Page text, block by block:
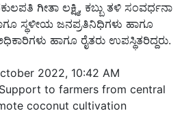
ಗೀತಾ ಲಕ್ಷ್ಮಿ, ಕಬ್ಬು ತಳಿ ಸಂವರ್ಧನಾ
ಸ್ಥಳೀಯ ಜನಪ್ರತಿನಿಧಿಗಳು ಹಾಗೂ
ಹಾಗೂ ರೈತರು ಉಪಸ್ಥಿತರಿದ್ದರು.
2022, 10:42 AM
Support to farmers from central
coconut cultivation